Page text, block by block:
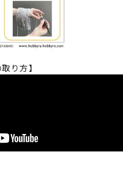
り方】